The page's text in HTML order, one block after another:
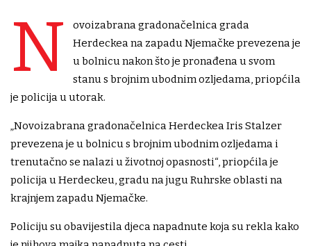
N
ovoizabrana gradonačelnica grada
Herdeckea na zapadu Njemačke prevezena je
u bolnicu nakon što je pronađena u svom
stanu s brojnim ubodnim ozljedama, priopćila
je policija u utorak.
„Novoizabrana gradonačelnica Herdeckea Iris Stalzer
prevezena je u bolnicu s brojnim ubodnim ozljedama i
trenutačno se nalazi u životnoj opasnosti“, priopćila je
policija u Herdeckeu, gradu na jugu Ruhrske oblasti na
krajnjem zapadu Njemačke.
Policiju su obavijestila djeca napadnute koja su rekla kako